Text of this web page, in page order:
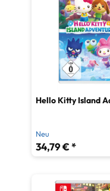
Strategiespiele
Hello Kitty Island
Neu
34,79 € *